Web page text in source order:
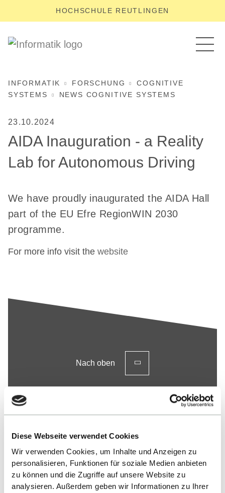
Diese Webseite verwendet Cookies
Wir verwenden Cookies, um Inhalte und Anzeigen zu
personalisieren, Funktionen für soziale Medien anbieten
zu können und die Zugriffe auf unsere Website zu
analysieren. Außerdem geben wir Informationen zu Ihrer
HOCHSCHULE REUTLINGEN
INFORMATIK FORSCHUNG
COGNITIVE
SYSTEMS
NEWS COGNITIVE SYSTEMS
23.10.2024
AIDA Inauguration - a Reality
Lab for Autonomous Driving
We have proudly inaugurated the AIDA Hall
part of the EU Efre RegionWIN 2030
programme.
For more info visit the website
Nach oben
Kontakt
Hochschule Reutlingen